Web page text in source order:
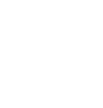
שלוש עיקריות